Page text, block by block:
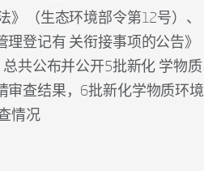
》（生态环境部令第12号）、
理登记有 关衔接事项的公告》
共公布并公开5批新化 学物质
审查结果，6批新化学物质环境
情况